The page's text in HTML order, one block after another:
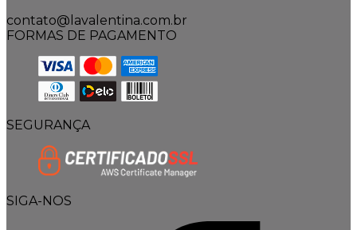
contato@lavalentina.com.br
FORMAS DE PAGAMENTO
SEGURANÇA
SIGA-NOS